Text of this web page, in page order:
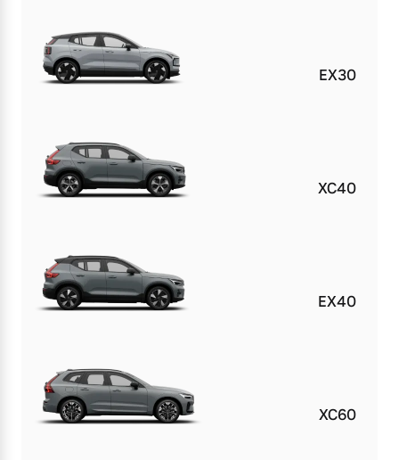
EX30
XC40
EX40
XC60